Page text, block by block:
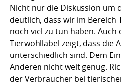
Nicht nur die Diskussion um
deutlich, dass wir im Bereich
noch viel zu tun haben. Auch
Tierwohllabel zeigt, dass die
unterschiedlich sind. Dem
Anderen nicht weit genug.
der Verbraucher bei